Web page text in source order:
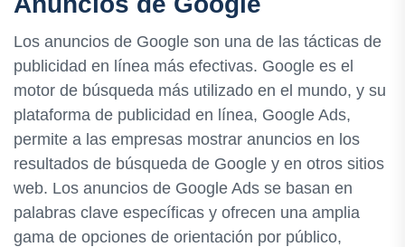
Los anuncios de Google son una de las tácticas de
publicidad en línea más efectivas. Google es el
motor de búsqueda más utilizado en el mundo, y su
plataforma de publicidad en línea, Google Ads,
permite a las empresas mostrar anuncios en los
resultados de búsqueda de Google y en otros sitios
web. Los anuncios de Google Ads se basan en
palabras clave específicas y ofrecen una amplia
gama de opciones de orientación por público,